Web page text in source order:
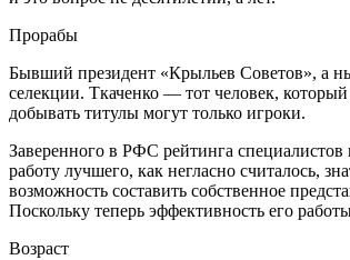
Прорабы
Бывший президент «Крыльев Советов», а
селекции. Ткаченко — тот человек,
добывать титулы могут только игроки.
Заверенного в РФС рейтинга специалистов
работу лучшего, как негласно считалось,
возможность составить собственное
Поскольку теперь эффективность его
Возраст